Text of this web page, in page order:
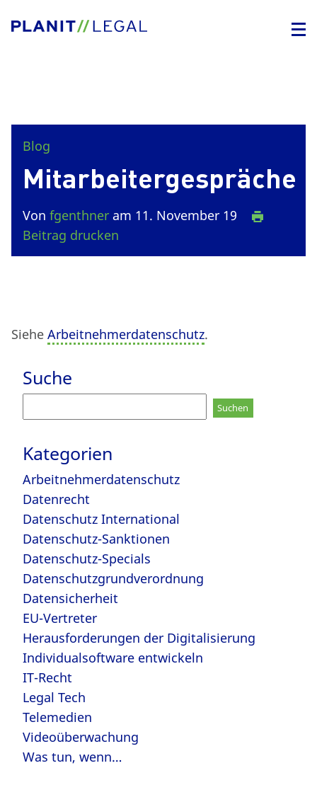
Blog
Mitarbeitergespräche
Von fgenthner am 11. November 19
Beitrag drucken
Siehe Arbeitnehmerdatenschutz.
Suche
nach:
Kategorien
Arbeitnehmerdatenschutz
Datenrecht
Datenschutz International
Datenschutz-Sanktionen
Datenschutz-Specials
Datenschutzgrundverordnung
Datensicherheit
EU-Vertreter
Herausforderungen der Digitalisierung
Individualsoftware entwickeln
IT-Recht
Legal Tech
Telemedien
Videoüberwachung
Was tun, wenn…